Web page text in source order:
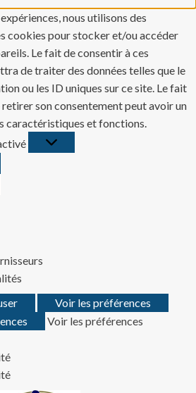
nous utilisons des
cookies pour stocker et/ou accéder
Le fait de consentir à ces
de traiter des données telles que le
ou les ID uniques sur ce site. Le fait
retirer son consentement peut avoir un
caractéristiques et fonctions.
Voir les préférences
Voir les préférences